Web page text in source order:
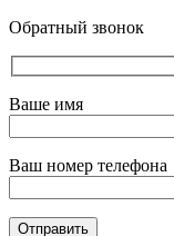
Обратный звонок
Ваше имя
Ваш номер телефона